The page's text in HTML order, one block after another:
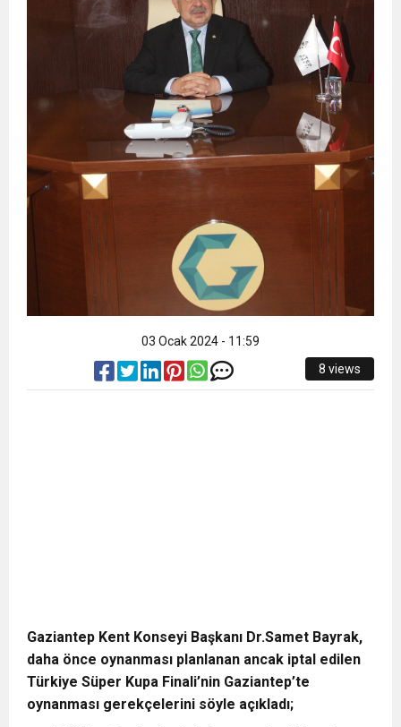
03 Ocak 2024 - 11:59
8 views
Gaziantep Kent Konseyi Başkanı Dr.Samet Bayrak,
daha önce oynanması planlanan ancak iptal edilen
Türkiye Süper Kupa Finali’nin Gaziantep’te
oynanması gerekçelerini söyle açıkladı;